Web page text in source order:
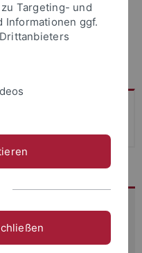
Targeting- und
Informationen ggf.